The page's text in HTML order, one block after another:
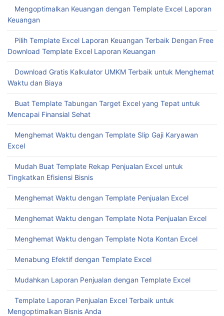
Mengoptimalkan Keuangan dengan Template Excel Laporan
Keuangan
Pilih Template Excel Laporan Keuangan Terbaik Dengan Free
Download Template Excel Laporan Keuangan
Download Gratis Kalkulator UMKM Terbaik untuk Menghemat
Waktu dan Biaya
Buat Template Tabungan Target Excel yang Tepat untuk
Mencapai Finansial Sehat
Menghemat Waktu dengan Template Slip Gaji Karyawan
Excel
Mudah Buat Template Rekap Penjualan Excel untuk
Tingkatkan Efisiensi Bisnis
Menghemat Waktu dengan Template Penjualan Excel
Menghemat Waktu dengan Template Nota Penjualan Excel
Menghemat Waktu dengan Template Nota Kontan Excel
Menabung Efektif dengan Template Excel
Mudahkan Laporan Penjualan dengan Template Excel
Template Laporan Penjualan Excel Terbaik untuk
Mengoptimalkan Bisnis Anda